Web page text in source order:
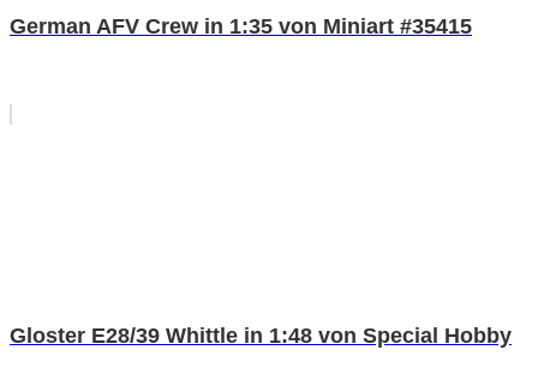
German AFV Crew in 1:35 von Miniart #35415
Gloster E28/39 Whittle in 1:48 von Special Hobby